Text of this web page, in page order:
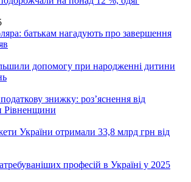
батькам нагадують про завершення
допомогу при народженні дитини
знижку: роз’яснення від
Рівненщини
України отримали 33,8 млрд грн від
професій в Україні у 2025